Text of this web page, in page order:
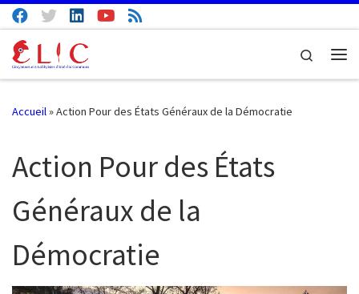
Passer au contenu
Search
Accueil»Action Pour des États Généraux de la Démocratie
Action Pour des États
Généraux de la
Démocratie